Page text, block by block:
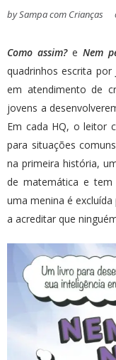
bySampa com Crianças
Como assim?e Nem
quadrinhos escrita por
em atendimento de
jovens a
Em cada HQ, o leitor
para situações
na primeira história,
de matemática e
uma menina é
a acreditar que